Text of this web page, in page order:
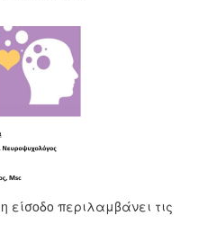
περιλαμβάνει τις